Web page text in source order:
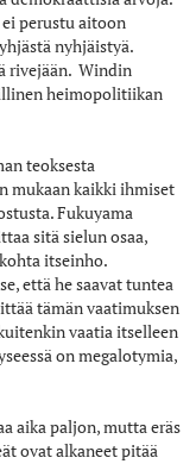
perustu aitoon
nyhjäistyä.
rivejään. Windin
heimopolitiikan
teoksesta
mukaan kaikki ihmiset
Fukuyama
sitä sielun osaa,
itseinho.
että he saavat tuntea
tämän vaatimuksen
vaatia itselleen
on megalotymia,
aika paljon, mutta eräs
ovat alkaneet pitää